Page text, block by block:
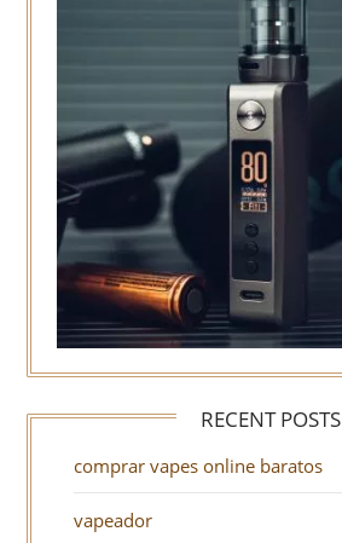
RECENT POSTS
comprar vapes online baratos
vapeador